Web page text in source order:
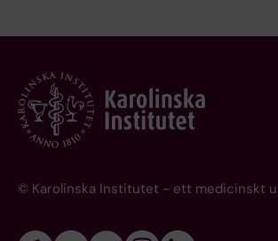
© Karolinska Institutet - ett medicinskt